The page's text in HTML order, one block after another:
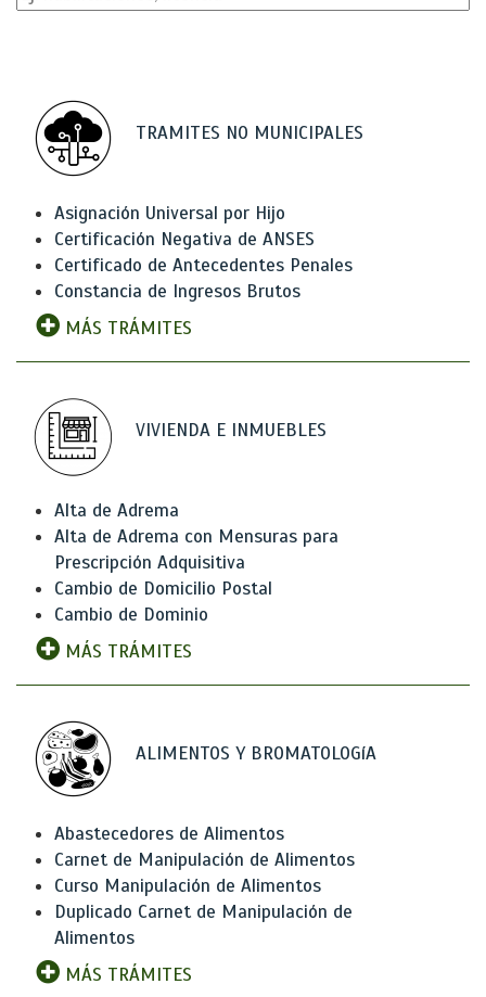
TRAMITES NO MUNICIPALES
Asignación Universal por Hijo
Certificación Negativa de ANSES
Certificado de Antecedentes Penales
Constancia de Ingresos Brutos
MÁS TRÁMITES
VIVIENDA E INMUEBLES
Alta de Adrema
Alta de Adrema con Mensuras para
Prescripción Adquisitiva
Cambio de Domicilio Postal
Cambio de Dominio
MÁS TRÁMITES
ALIMENTOS Y BROMATOLOGíA
Abastecedores de Alimentos
Carnet de Manipulación de Alimentos
Curso Manipulación de Alimentos
Duplicado Carnet de Manipulación de
Alimentos
MÁS TRÁMITES